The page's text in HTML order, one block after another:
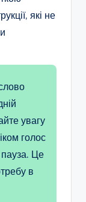
які не
увагу
голос
пауза. Це
в